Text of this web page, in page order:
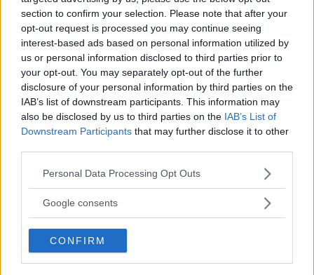
section to confirm your selection. Please note that after your
opt-out request is processed you may continue seeing
interest-based ads based on personal information utilized by
us or personal information disclosed to third parties prior to
your opt-out. You may separately opt-out of the further
disclosure of your personal information by third parties on the
IAB’s list of downstream participants. This information may
also be disclosed by us to third parties on the IAB’s List of
Downstream Participants that may further disclose it to other
Please note that this website/app uses one or more Google
not limited to your visit or usage behaviour. You may click to
use your data for below specified purposes in below Google
consent section.
Personal Data Processing Opt Outs
Google consents
CONFIRM
Läs Frias efterträdare!
Syreär Sveriges enda gröna dagstidning som
finns både digitalt och i tryck.
vad som kan göras i förebyggande syfte. Det är dags
att bredda debatten för att ge plats för de stora
framtidsfrågorna.
FOLK OCH FÖRSVAR:
Folk och Försvar är en politiskt obunden
sammanslutning som består av 70
organisationer, vilka verkar för att främja debatt